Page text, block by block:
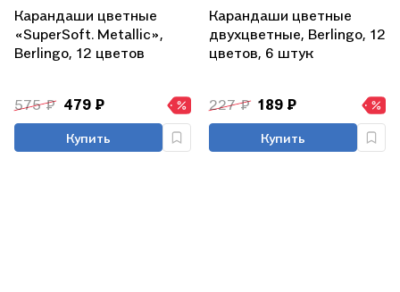
Карандаши цветные
«SuperSoft. Metallic»,
Berlingo, 12 цветов
575 ₽ 479 ₽
Купить
Карандаши цветные
двухцветные, Berlingo, 12
цветов, 6 штук
227 ₽ 189 ₽
Купить